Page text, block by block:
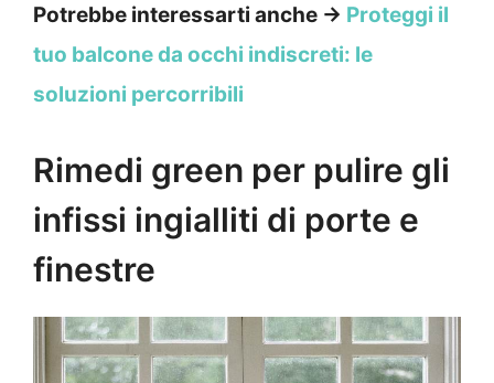
Potrebbe interessarti anche → Proteggi il
tuo balcone da occhi indiscreti: le
soluzioni percorribili
Rimedi green per pulire gli
infissi ingialliti di porte e
finestre